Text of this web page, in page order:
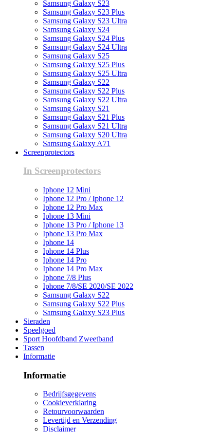
Samsung Galaxy S23
Samsung Galaxy S23 Plus
Samsung Galaxy S23 Ultra
Samsung Galaxy S24
Samsung Galaxy S24 Plus
Samsung Galaxy S24 Ultra
Samsung Galaxy S25
Samsung Galaxy S25 Plus
Samsung Galaxy S25 Ultra
Samsung Galaxy S22
Samsung Galaxy S22 Plus
Samsung Galaxy S22 Ultra
Samsung Galaxy S21
Samsung Galaxy S21 Plus
Samsung Galaxy S21 Ultra
Samsung Galaxy S20 Ultra
Samsung Galaxy A71
Screenprotectors
In Screenprotectors
Iphone 12 Mini
Iphone 12 Pro / Iphone 12
Iphone 12 Pro Max
Iphone 13 Mini
Iphone 13 Pro / Iphone 13
Iphone 13 Pro Max
Iphone 14
Iphone 14 Plus
Iphone 14 Pro
Iphone 14 Pro Max
Iphone 7/8 Plus
Iphone 7/8/SE 2020/SE 2022
Samsung Galaxy S22
Samsung Galaxy S22 Plus
Samsung Galaxy S23 Plus
Sieraden
Speelgoed
Sport Hoofdband Zweetband
Tassen
Informatie
Informatie
Bedrijfsgegevens
Cookieverklaring
Retourvoorwaarden
Levertijd en Verzending
Disclaimer